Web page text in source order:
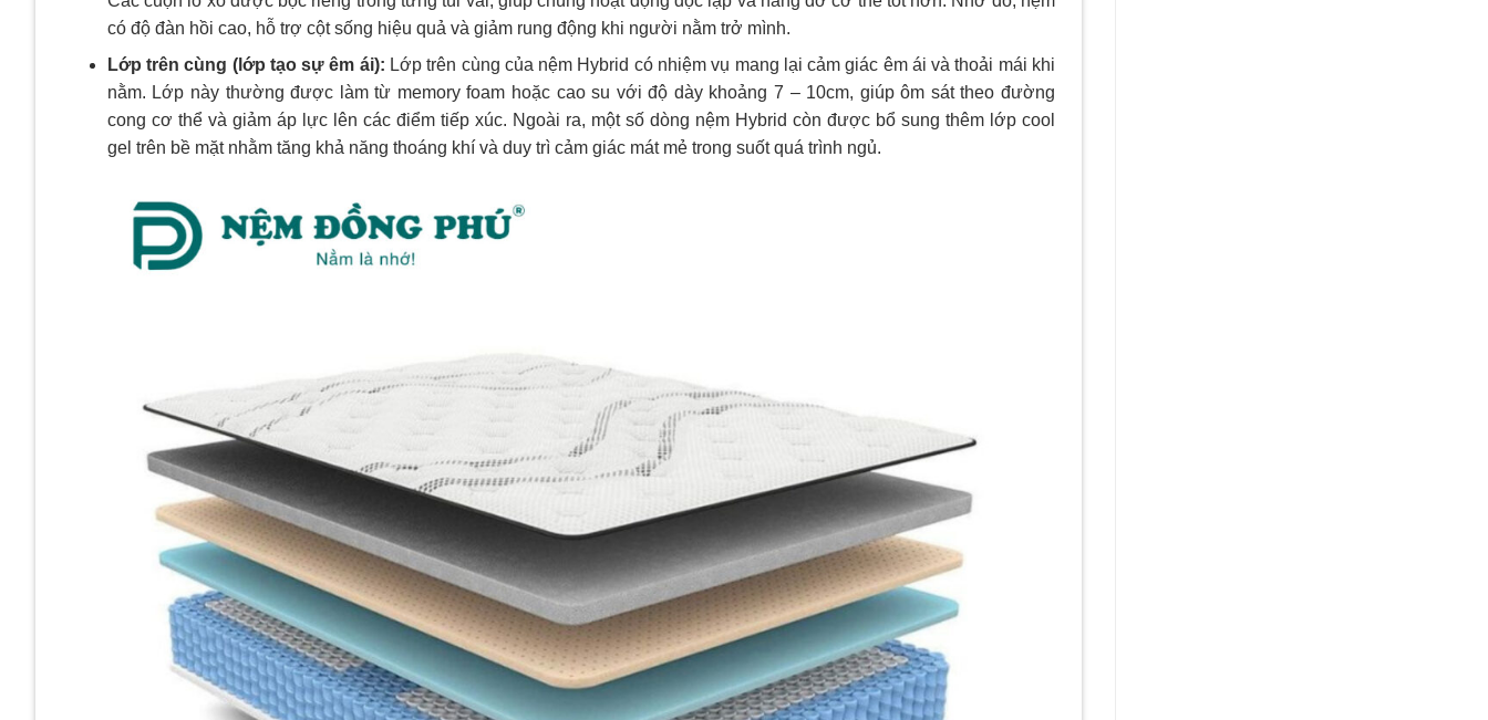
có độ đàn hồi cao, hỗ trợ cột sống hiệu quả và giảm rung động khi người nằm trở mình.
Lớp trên cùng (lớp tạo sự êm ái): Lớp trên cùng của nệm Hybrid có nhiệm vụ mang lại cảm giác êm ái và thoải mái khi
nằm. Lớp này thường được làm từ memory foam hoặc cao su với độ dày khoảng 7 – 10cm, giúp ôm sát theo đường
cong cơ thể và giảm áp lực lên các điểm tiếp xúc. Ngoài ra, một số dòng nệm Hybrid còn được bổ sung thêm lớp cool
gel trên bề mặt nhằm tăng khả năng thoáng khí và duy trì cảm giác mát mẻ trong suốt quá trình ngủ.